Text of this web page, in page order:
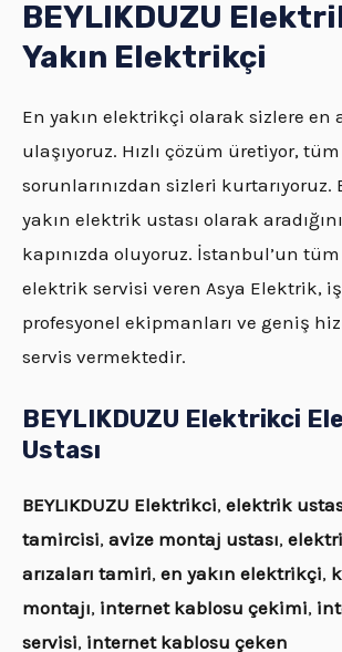
BEYLIKDUZU
Yakın Elektrikçi
En yakın elektrikçi olarak sizlere en
ulaşıyoruz. Hızlı çözüm üretiyor,
sorunlarınızdan sizleri kurtarıyoruz.
yakın elektrik ustası olarak
kapınızda oluyoruz. İstanbul’un
elektrik servisi veren Asya Elektrik,
profesyonel ekipmanları ve geniş
servis vermektedir.
BEYLIKDUZU Elektrikci
Ustası
BEYLIKDUZU Elektrikci, elektrik
tamircisi, avize montaj ustası,
arızaları tamiri, en yakın elektrikçi,
montajı, internet kablosu çekimi,
servisi, internet kablosu çeken